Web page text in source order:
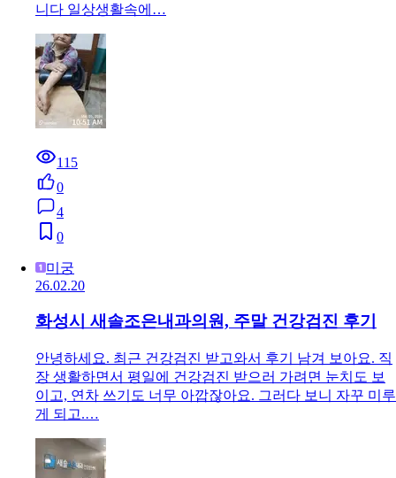
니다 일상생활속에…
115
0
4
0
미궁
26.02.20
화성시 새솔조은내과의원, 주말 건강검진 후기
안녕하세요. 최근 건강검진 받고와서 후기 남겨 보아요. 직
장 생활하면서 평일에 건강검진 받으러 가려면 눈치도 보
이고, 연차 쓰기도 너무 아깝잖아요. 그러다 보니 자꾸 미루
게 되고.…